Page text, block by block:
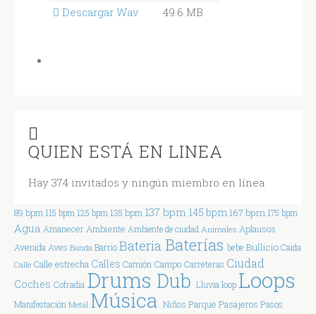
Descargar Wav 49.6 MB
QUIEN ESTÁ EN LINEA
Hay 374 invitados y ningún miembro en línea
89 bpm 115 bpm 125 bpm 135 bpm 137 bpm 145 bpm167 bpm175 bpm
Agua Amanecer Ambiente Ambiente de ciudad Animales Aplausos
Avenida Aves Banda BarrioBateria Baterías bebe BullicioCaida
Calle Calle estrecha Calles Camión Campo Carreteras Ciudad
Coches Cofradía Drums Dub Lluvia loop Loops
Manifestación Metal Música Niños Parque Pasajeros Pasos